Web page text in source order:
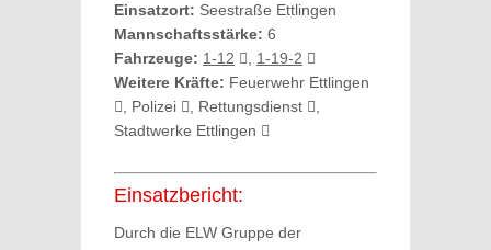
Einsatzort: Seestraße Ettlingen
Mannschaftsstärke: 6
Fahrzeuge: 1-12
1-19-2
Weitere Kräfte: Feuerwehr Ettlingen
, Polizei
, Rettungsdienst
Stadtwerke Ettlingen
Einsatzbericht:
Durch die ELW Gruppe der